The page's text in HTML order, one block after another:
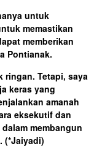
untuk
memastikan
memberikan
Pontianak.
ringan. Tetapi, saya
keras yang
amanah
eksekutif dan
membangun
(*Jaiyadi)